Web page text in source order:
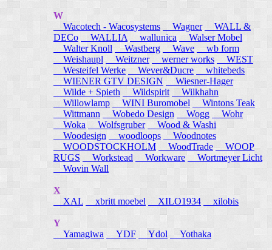
W
Wacotech - Wacosystems
Wagner
WALL &
DECo
WALLIA wallunica
Walser Mobel
Walter Knoll
Wastberg Wave
wb form
Weishaupl
Weitzner werner works
WEST
Westeifel Werke
Wever&Ducre
whitebeds
WIENER GTV DESIGN
Wiesner-Hager
Wilde + Spieth
Wildspirit
Wilkhahn
Willowlamp
WINI Buromobel
Wintons Teak
Wittmann
Wobedo Design Wogg
Wohr
Woka
Wolfsgruber
Wood & Washi
Woodesign
woodloops
Woodnotes
WOODSTOCKHOLM
WoodTrade
WOOP
RUGS
Workstead Workware
Wortmeyer Licht
Wovin Wall
X
XAL
xbritt moebel XILO1934 xilobis
Y
Yamagiwa
YDF Ydol Yothaka